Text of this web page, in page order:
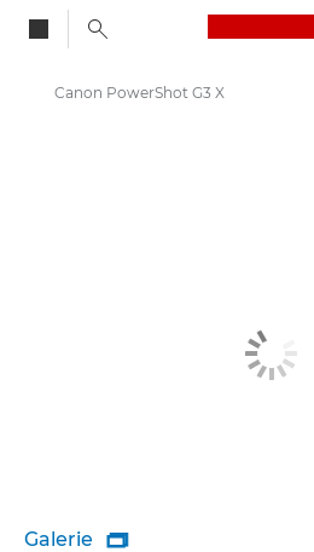
Canon PowerShot G3 X
Galerie 